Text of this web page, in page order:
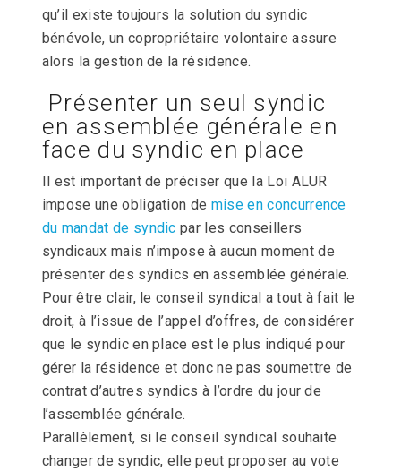
qu’il existe toujours la solution du syndic
bénévole, un copropriétaire volontaire assure
alors la gestion de la résidence.
Présenter un seul syndic
en assemblée générale en
face du syndic en place
Il est important de préciser que la Loi ALUR
impose une obligation de mise en concurrence
du mandat de syndic par les conseillers
syndicaux mais n’impose à aucun moment de
présenter des syndics en assemblée générale.
Pour être clair, le conseil syndical a tout à fait le
droit, à l’issue de l’appel d’offres, de considérer
que le syndic en place est le plus indiqué pour
gérer la résidence et donc ne pas soumettre de
contrat d’autres syndics à l’ordre du jour de
l’assemblée générale.
Parallèlement, si le conseil syndical souhaite
changer de syndic, elle peut proposer au vote